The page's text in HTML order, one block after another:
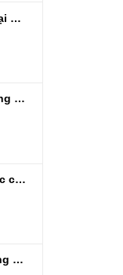
Bếp hồng ngoại không kén nồi GROPA G1-608
Sáp thơm phòng Chupa Chups Thái Lan 230g
Nước thông tắc cầu cống siêu mạnh Sifa 1.4kg
Bình nhựa đựng nước Aqua Lock&Lock 2.1L